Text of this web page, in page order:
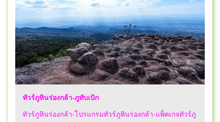
ทัวร์ภูหินร่องกล้า-ภูทับเบิก
ทัวร์ภูหินร่องกล้า-โปรแกรมทัวร์ภูหินร่องกล้า-แพ็คเกจทัวร์ภู